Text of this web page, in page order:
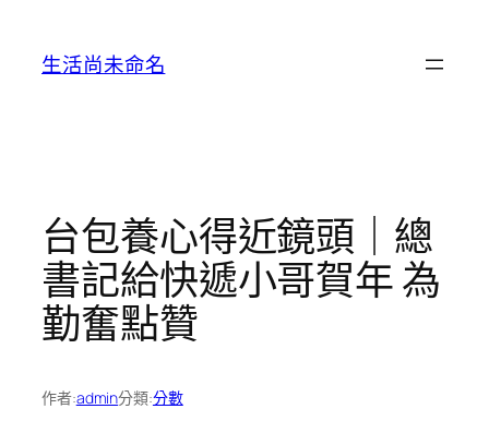
生活尚未命名
台包養心得近鏡頭｜總
書記給快遞小哥賀年 為
勤奮點贊
作者:admin分類:分數